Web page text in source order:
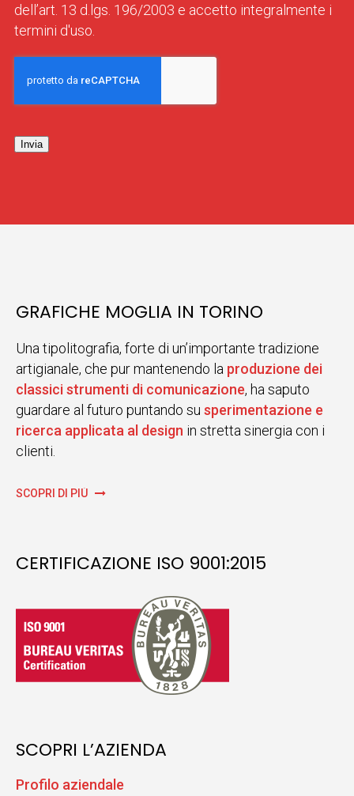
dell’art. 13 d.lgs. 196/2003 e accetto integralmente i
termini d'uso.
Invia
GRAFICHE MOGLIA IN TORINO
Una tipolitografia, forte di un’importante tradizione
artigianale, che pur mantenendo la produzione dei
classici strumenti di comunicazione, ha saputo
guardare al futuro puntando su sperimentazione e
ricerca applicata al design in stretta sinergia con i
clienti.
SCOPRI DI PIÙ
CERTIFICAZIONE ISO 9001:2015
SCOPRI L’AZIENDA
Profilo aziendale